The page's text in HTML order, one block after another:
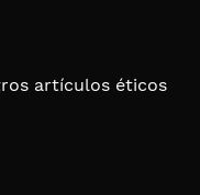
artículos éticos